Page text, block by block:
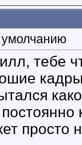
тебе
просто